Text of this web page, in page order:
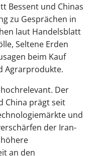
Bessent und Chinas
zu Gesprächen in
laut Handelsblatt
Seltene Erden
beim Kauf
Agrarprodukte.
Der
China prägt seit
und
der Iran-
an den